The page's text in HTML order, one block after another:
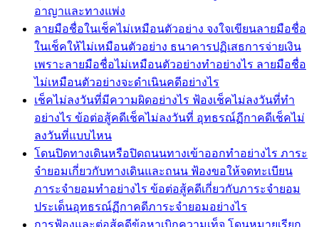
อาญาและทางแพ่ง
ลายมือชื่อในเช็คไม่เหมือนตัวอย่าง จงใจเขียนลายมือชื่อ
ในเช็คให้ไม่เหมือนตัวอย่าง ธนาคารปฏิเสธการจ่ายเงิน
เพราะลายมือชื่อไม่เหมือนตัวอย่างทำอย่างไร ลายมือชื่อ
ไม่เหมือนตัวอย่างจะดำเนินคดีอย่างไร
เช็คไม่ลงวันที่มีความผิดอย่างไร ฟ้องเช็คไม่ลงวันที่ทำ
อย่างไร ข้อต่อสู้คดีเช็คไม่ลงวันที่ อุทธรณ์ฏีกาคดีเช็คไม่
ลงวันที่แบบไหน
โดนปิดทางเดินหรือปิดถนนทางเข้าออกทำอย่างไร ภาระ
จำยอมเกี่ยวกับทางเดินและถนน ฟ้องขอให้จดทะเบียน
ภาระจำยอมทำอย่างไร ข้อต่อสู้คดีเกี่ยวกับภาระจำยอม
ประเด็นอุทธรณ์ฏีกาคดีภาระจำยอมอย่างไร
การฟ้องและต่อสู้คดีข้อหาเบิกความเท็จ โดนหมายเรียก